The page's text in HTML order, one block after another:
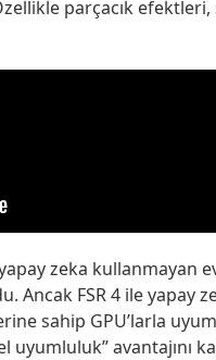
parçacık
zeka
FSR 4 ile yapay
sahip GPU’larla
uyumluluk” avantajını